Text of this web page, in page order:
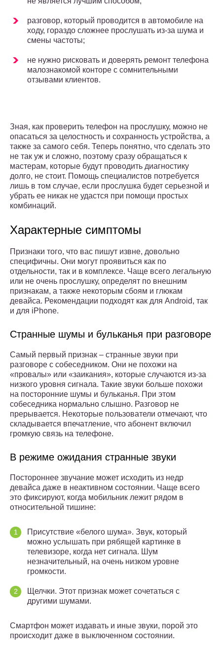
разговор, который проводится в автомобиле на
ходу, гораздо сложнее прослушать из-за шума и
смены частоты;
не нужно рисковать и доверять ремонт телефона
малознакомой конторе с сомнительными
отзывами клиентов.
Зная, как проверить телефон на прослушку, можно не
опасаться за целостность и сохранность устройства, а
также за самого себя. Теперь понятно, что сделать это
не так уж и сложно, поэтому сразу обращаться к
мастерам, которые будут проводить диагностику
долго, не стоит. Помощь специалистов потребуется
лишь в том случае, если прослушка будет серьезной и
убрать ее никак не удастся при помощи простых
комбинаций.
Характерные симптомы
Признаки того, что вас пишут извне, довольно
специфичны. Они могут проявиться как по
отдельности, так и в комплексе. Чаще всего легальную
или не очень прослушку, определят по внешним
признакам, а также некоторым сбоям и глюкам
девайса. Рекомендации подходят как для Android, так
и для iPhone.
Странные шумы и бульканья при разговоре
Самый первый признак – странные звуки при
разговоре с собеседником. Они не похожи на
«провалы» или «заикания», которые случаются из-за
низкого уровня сигнала. Такие звуки больше похожи
на посторонние шумы и бульканья. При этом
собеседника нормально слышно. Разговор не
прерывается. Некоторые пользователи отмечают, что
складывается впечатление, что абонент включил
громкую связь на телефоне.
В режиме ожидания странные звуки
Постороннее звучание может исходить из недр
девайса даже в неактивном состоянии. Чаще всего
это фиксируют, когда мобильник лежит рядом в
относительной тишине:
Присутствие «белого шума». Звук, который
можно услышать при рябящей картинке в
телевизоре, когда нет сигнала. Шум
незначительный, на очень низком уровне
громкости.
Щелчки. Этот признак может сочетаться с
другими шумами.
Смартфон может издавать и иные звуки, порой это
происходит даже в выключенном состоянии.